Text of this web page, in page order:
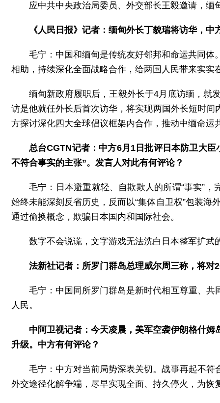
应中共中央政治局委员、外交部长王毅邀请，
《人民日报》记者：缅甸外长丁貌瑞将访华，
毛宁：中国和缅甸是传统友好邻邦和命运共同
相助，持续深化全面战略合作，给两国人民带来实实
缅甸新政府履职后，王毅外长于4月底访缅，就
访是他就任外长后首次访华，将实现两国外长短时
方探讨深化四大全球倡议框架内合作，推动中缅命运
总台CGTN记者：中方6月1日批评日本防卫大
不符合事实的主张”。发言人对此有何评论？
毛宁：日本避重就轻、自欺欺人的所谓“事实”
始终未能深刻反省历史，反而以“集体自卫权”包装海
通过偷换概念，欺骗日本国内和国际社会。
数字不会说谎，文字游戏无法洗白日本整军扩
法新社记者：所罗门群岛总理威尔周三称，将
毛宁：中国同所罗门群岛是新时代相互尊重、
人民。
中阿卫视记者：今天凌晨，美军空袭伊朗格什
升级。中方有何评论？
毛宁：中方对当前局势深表关切。战事再起不
外交途径化解争端，尽早实现全面、持久停火，为